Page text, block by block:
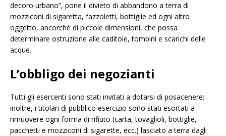
decoro urbano”, pone il divieto di abbandono a terra di
mozziconi di sigaretta, fazzoletti, bottiglie ed ogni altro
oggetto, ancorché di piccole dimensioni, che possa
determinare ostruzione alle caditoie, tombini e scarichi delle
acque.
L’obbligo dei negozianti
Tutti gli esercenti sono stati invitati a dotarsi di posacenere;
inoltre, i titolari di pubblico esercizio sono stati esortati a
rimuovere ogni forma di rifiuto (carta, tovaglioli, bottiglie,
pacchetti e mozziconi di sigarette, ecc.) lasciato a terra dagli